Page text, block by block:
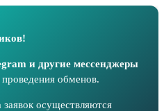
и другие мессенджеры
обменов.
осуществляются